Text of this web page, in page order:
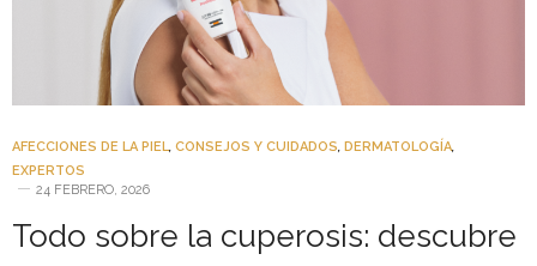
AFECCIONES DE LA PIEL, CONSEJOS Y CUIDADOS, DERMATOLOGÍA,
EXPERTOS
24 FEBRERO, 2026
Todo sobre la cuperosis: descubre